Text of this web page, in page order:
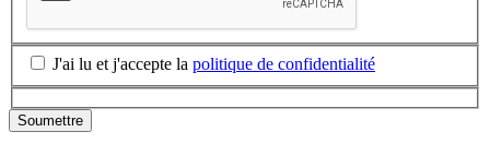
J'ai lu et j'accepte la politique de confidentialité